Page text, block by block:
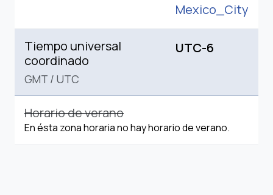
Mexico_City
Tiempo universal
coordinado
GMT / UTC
UTC-6
Horario de verano
En ésta zona horaria no hay horario de verano.